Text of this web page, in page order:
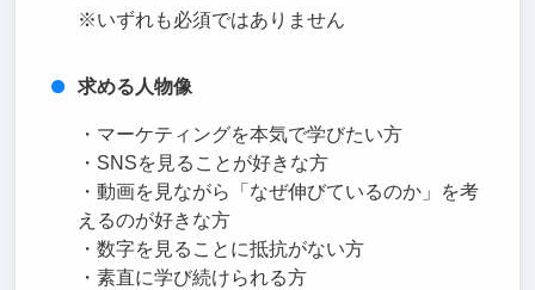
※いずれも必須ではありません
求める人物像
・マーケティングを本気で学びたい方
・SNSを見ることが好きな方
・動画を見ながら「なぜ伸びているのか」を考
えるのが好きな方
・数字を見ることに抵抗がない方
・素直に学び続けられる方